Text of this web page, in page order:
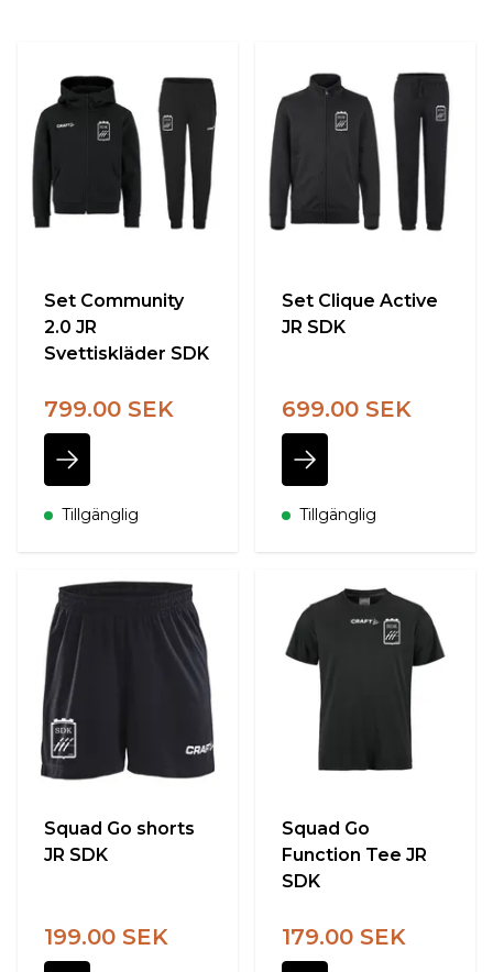
Set Community
2.0 JR
Svettiskläder SDK
799.00 SEK
Tillgänglig
Set Clique Active
JR SDK
699.00 SEK
Tillgänglig
Squad Go shorts
JR SDK
199.00 SEK
Squad Go
Function Tee JR
SDK
179.00 SEK